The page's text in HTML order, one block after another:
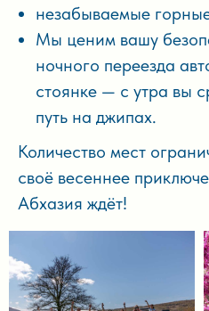
незабываемые
Мы ценим вашу
ночного переезда
стоянке — с утра вы
путь на джипах.
Количество мест
своё весеннее
Абхазия ждёт!